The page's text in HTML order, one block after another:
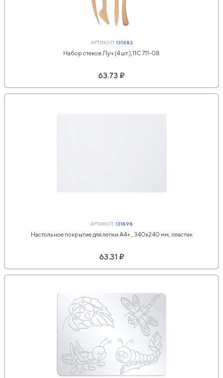
АРТИКУЛ:131683
Набор стеков Луч (4 шт.),11С 711-08
63.73 ₽
АРТИКУЛ:131898
Настольное покрытие для лепки А4+ , 340x240 мм, пластик
63.31 ₽